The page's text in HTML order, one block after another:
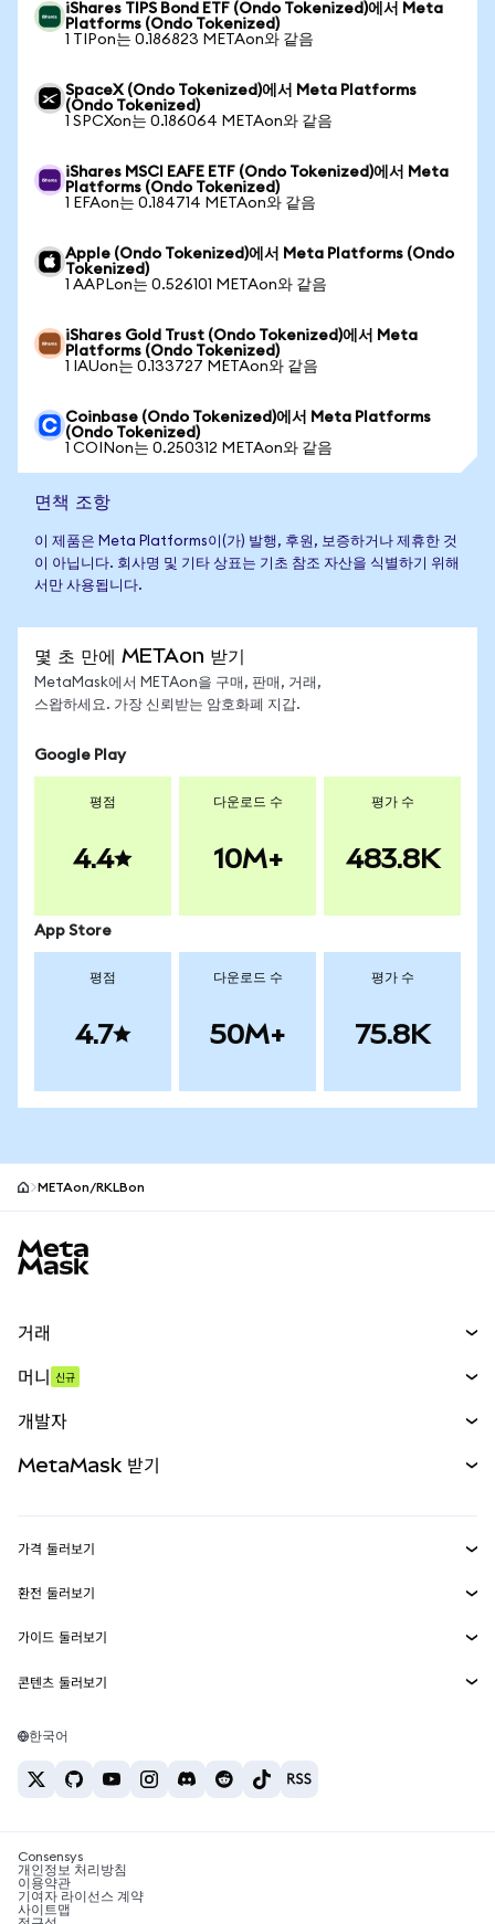
iShares TIPS Bond ETF (Ondo Tokenized)에서 Meta
Platforms (Ondo Tokenized)
1 TIPon는 0.186823 METAon와 같음
SpaceX (Ondo Tokenized)에서 Meta Platforms
(Ondo Tokenized)
1 SPCXon는 0.186064 METAon와 같음
iShares MSCI EAFE ETF (Ondo Tokenized)에서 Meta
Platforms (Ondo Tokenized)
1 EFAon는 0.184714 METAon와 같음
Apple (Ondo Tokenized)에서 Meta Platforms (Ondo
Tokenized)
1 AAPLon는 0.526101 METAon와 같음
iShares Gold Trust (Ondo Tokenized)에서 Meta
Platforms (Ondo Tokenized)
1 IAUon는 0.133727 METAon와 같음
Coinbase (Ondo Tokenized)에서 Meta Platforms
(Ondo Tokenized)
1 COINon는 0.250312 METAon와 같음
면책 조항
이 제품은 Meta Platforms이(가) 발행, 후원, 보증하거나 제휴한 것
이 아닙니다. 회사명 및 기타 상표는 기초 참조 자산을 식별하기 위해
서만 사용됩니다.
몇 초 만에 METAon 받기
MetaMask에서 METAon을 구매, 판매, 거래,
스왑하세요. 가장 신뢰받는 암호화폐 지갑.
Google Play
평점
4.4
다운로드 수
10M+
평가 수
483.8K
App Store
평점
4.7
다운로드 수
50M+
평가 수
75.8K
METAon/RKLBon
거래
무기한 선물
실물자산
머니 신규
개발자
MetaMask Connect
Snaps
웹3 서비스
MetaMask 받기
보안
고객 지원
채용
가격 둘러보기
이더리움 가격
솔라나 가격
테더 가격
환전 둘러보기
ETH를 USD로 환전
USDT를 INR로 환전
BTC를 INR로 환전
ETH를 USDT로 환전
가이드 둘러보기
ETH 매수
USDT 매수
SHIB 매수
BNB 매수
콘텐츠 둘러보기
솔라나 지갑
암호화폐 세금 뉴스
암호화폐 매수 방법
한국어
Consensys
개인정보 처리방침
이용약관
기여자 라이선스 계약
사이트맵